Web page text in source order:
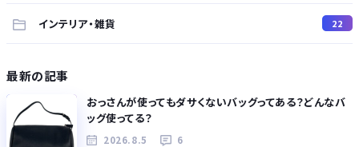
インテリア・雑貨 22
最新の記事
おっさんが使ってもダサくないバッグってある？どんなバ
ッグ使ってる？
2026.8.5 6